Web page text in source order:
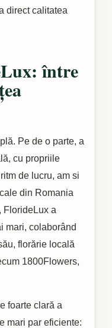
direct calitatea
între
Pe de o parte, a
cu propriile
de lucru, am si
din Romania
FlorideLux a
mari, colaborând
florărie locală
1800Flowers,
foarte clară a
mari par eficiente: